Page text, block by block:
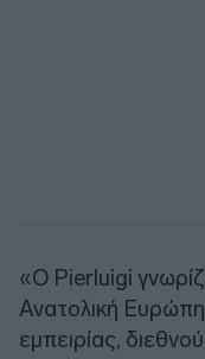
«Ο Pierluigi
Ανατολική
εμπειρίας,